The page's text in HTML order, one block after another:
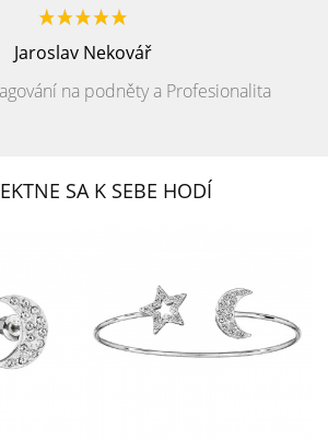
Jaroslav Nekovář
na podněty a Profesionalita
SA K SEBE HODÍ